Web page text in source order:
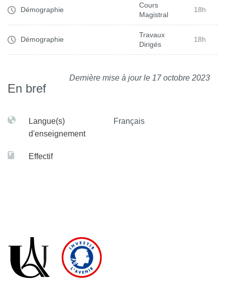
Démographie
Cours
Magistral
18h
Démographie
Travaux
Dirigés
18h
Dernière mise à jour le 17 octobre 2023
En bref
Langue(s)
d'enseignement
Français
Effectif